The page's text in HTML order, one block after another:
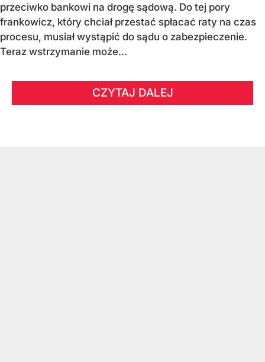
przeciwko bankowi na drogę sądową. Do tej pory
frankowicz, który chciał przestać spłacać raty na czas
procesu, musiał wystąpić do sądu o zabezpieczenie.
Teraz wstrzymanie może...
CZYTAJ DALEJ